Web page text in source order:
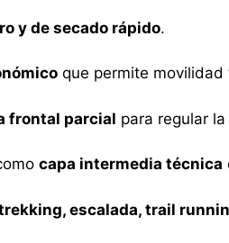
y de secado rápido.
que permite movilidad
frontal parcial para regular
capa intermedia técnica
escalada, trail